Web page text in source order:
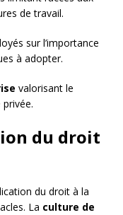
de travail.
sur l’importance
à adopter.
valorisant le
du droit
du droit à la
La culture de